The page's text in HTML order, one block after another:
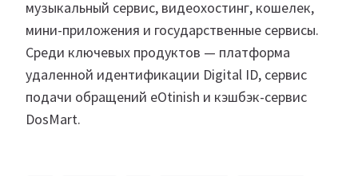
музыкальный сервис, видеохостинг, кошелек,
мини-приложения и государственные сервисы.
Среди ключевых продуктов — платформа
удаленной идентификации Digital ID, сервис
подачи обращений eOtinish и кэшбэк-сервис
DosMart.